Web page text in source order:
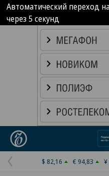
Автоматический переход
через5 секунд
Реклама в «Ъ»
Предыдущая
$ 82,16 € 94,83 ¥